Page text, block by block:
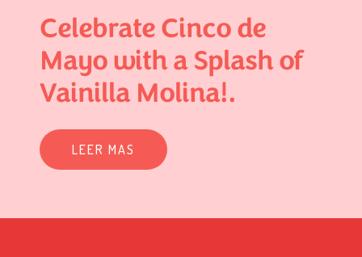
Celebrate Cinco de
Mayo with a Splash of
Vainilla Molina!.
LEER MAS